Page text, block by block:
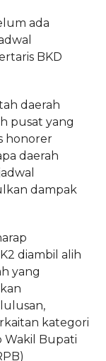
ada
BKD
daerah
pusat yang
honorer
daerah
dampak
diambil alih
yang
kategori
Wakil Bupati